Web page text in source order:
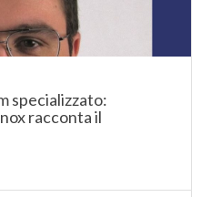
specializzato:
racconta il